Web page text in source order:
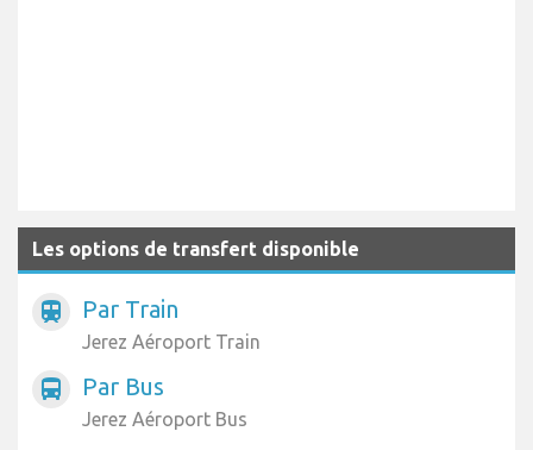
Les options de transfert disponible
train Par Train
Jerez Aéroport Train
directions_bus Par Bus
Jerez Aéroport Bus